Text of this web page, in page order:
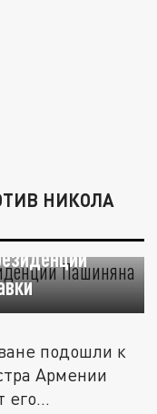
НИКОЛА
подошли к
Армении
его...